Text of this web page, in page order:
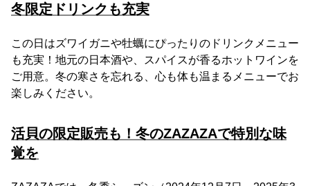
冬限定ドリンクも充実
この日はズワイガニや牡蠣にぴったりのドリンクメニュー
も充実！地元の日本酒や、スパイスが香るホットワインを
ご用意。冬の寒さを忘れる、心も体も温まるメニューでお
楽しみください。
活貝の限定販売も！冬のZAZAZAで特別な味
覚を